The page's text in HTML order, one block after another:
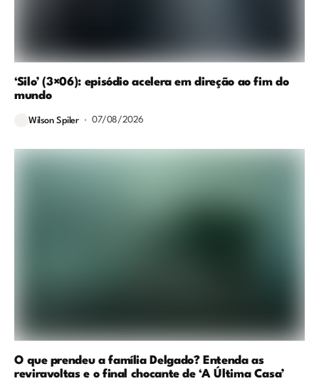
‘Silo’ (3×06): episódio acelera em direção ao fim do
mundo
Wilson Spiler 07/08/2026
O que prendeu a família Delgado? Entenda as
reviravoltas e o final chocante de ‘A Última Casa’